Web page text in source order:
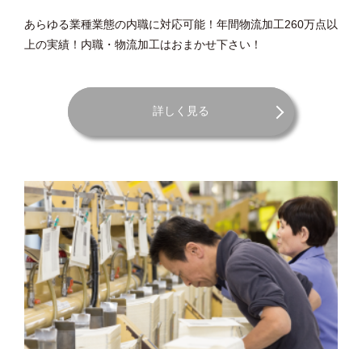
あらゆる業種業態の内職に対応可能！年間物流加工260万点以
上の実績！内職・物流加工はおまかせ下さい！
詳しく見る